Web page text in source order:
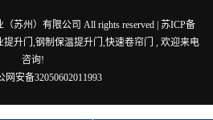
苏州）有限公司 All rights reserved | 苏ICP备
升门 ,钢制保温提升门 ,快速卷帘门
, 欢迎来电
咨询!
网安备32050602011993